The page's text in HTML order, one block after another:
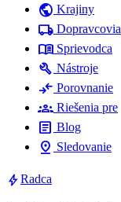
public Krajiny
local_shipping Dopravcovia
menu_book Sprievodca
build Nástroje
compare_arrows Porovnanie
groups Riešenia pre
article Blog
pin_drop Sledovanie
boltRadca